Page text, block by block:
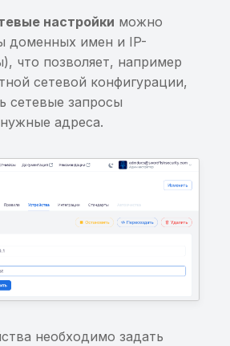
Отсутствие проверки
целостности
Недостаточная
на запуск на эмуляторе
Перезапись файлов
использовании
публичных архивов
Path/directory traversal
SQL-инъекция в
настройки можно
доменных имен и IP-
что позволяет, например
сетевой конфигурации,
сетевые запросы
адреса.
необходимо задать